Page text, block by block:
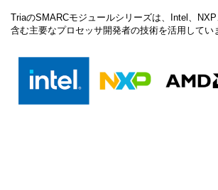
TriaのSMARCモジュールシリーズは、Intel、
含む主要なプロセッサ開発者の技術を活用してい